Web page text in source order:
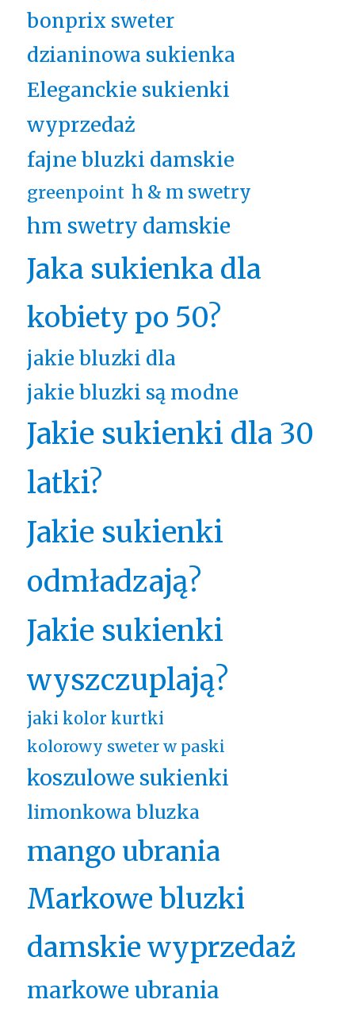
bonprix sweter
dzianinowa sukienka
Eleganckie sukienki
wyprzedaż
fajne bluzki damskie
greenpoint h & m swetry
hm swetry damskie
Jaka sukienka dla
kobiety po 50?
jakie bluzki dla
jakie bluzki są modne
Jakie sukienki dla 30
latki?
Jakie sukienki
odmładzają?
Jakie sukienki
wyszczuplają?
jaki kolor kurtki
kolorowy sweter w paski
koszulowe sukienki
limonkowa bluzka
mango ubrania
Markowe bluzki
damskie wyprzedaż
markowe ubrania